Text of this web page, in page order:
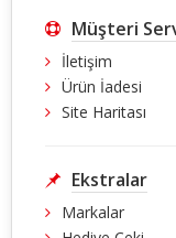
Müşteri
İletişim
Ürün İadesi
Site Haritası
Ekstralar
Markalar